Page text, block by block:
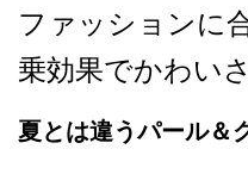
ファッションに
乗効果でかわい
夏とは違うパール＆